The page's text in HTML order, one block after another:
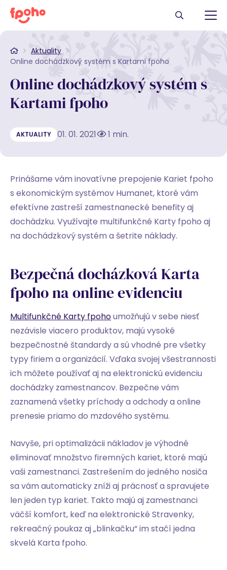
Aktuality
Online dochádzkový systém s Kartami fpoho
Online dochádzkový systém s
Kartami fpoho
AKTUALITY 01. 01. 2021 1 min.
Prinášame vám inovatívne prepojenie Kariet fpoho
s ekonomickým systémov Humanet, ktoré vám
efektívne zastreší zamestnanecké benefity aj
dochádzku. Využívajte multifunkčné Karty fpoho aj
na dochádzkový systém a šetrite náklady.
Bezpečná docházková Karta
fpoho na online evidenciu
Multifunkčné Karty fpohoumožňujú v sebe niesť
nezávisle viacero produktov, majú vysoké
bezpečnostné štandardy a sú vhodné pre všetky
typy firiem a organizácií. Vďaka svojej všestrannosti
ich môžete používať aj na elektronickú evidenciu
dochádzky zamestnancov. Bezpečne vám
zaznamená všetky príchody a odchody a online
prenesie priamo do mzdového systému.
Navyše, pri optimalizácii nákladov je výhodné
eliminovať množstvo firemných kariet, ktoré majú
vaši zamestnanci. Zastrešením do jedného nosiča
sa vám automaticky zníži aj prácnosť a spravujete
len jeden typ kariet. Takto majú aj zamestnanci
väčší komfort, keď na elektronické Stravenky,
rekreačný poukaz aj „blinkačku“ im stačí jedna
skvelá Karta fpoho.